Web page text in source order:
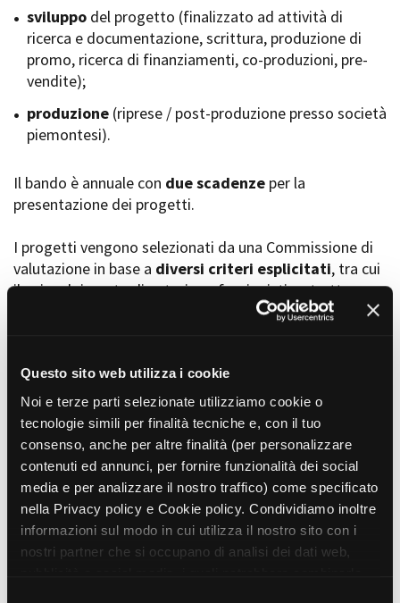
Questo sito web utilizza i cookie
Noi e terze parti selezionate utilizziamo cookie o
tecnologie simili per finalità tecniche e, con il tuo
consenso, anche per altre finalità (per personalizzare
contenuti ed annunci, per fornire funzionalità dei social
media e per analizzare il nostro traffico) come specificato
nella Privacy policy e Cookie policy. Condividiamo inoltre
informazioni sul modo in cui utilizza il nostro sito con i
nostri partner che si occupano di analisi dei dati web,
LOCATION GUIDE
FILM DATABASE
BOOK DATABASE
NEWS
CASTING
Newsletter
Lavora con noi
Stage - Tirocini - Scuola e
Lavoro
per affidamento lavori in
economia
Amministrazione trasparente
Bandi e gare
Whistleblowing
sviluppo del progetto (finalizzato ad attività di
ricerca e documentazione, scrittura, produzione di
promo, ricerca di finanziamenti, co-produzioni, pre-
vendite);
produzione (riprese / post-produzione presso società
piemontesi).
Il bando è annuale con due scadenze per la
presentazione dei progetti.
I progetti vengono selezionati da una Commissione di
valutazione in base a diversi criteri esplicitati, tra cui
il coinvolgimento di autori, professionisti e strutture
torinesi e piemontesi, i co-finanziamenti e l’effettiva
diffusione attraverso molteplici canali (proiezioni in sala,
canali televisivi, homevideo, piattaforme web...).
Progetti in progress
Vedi 105 progetti in progress